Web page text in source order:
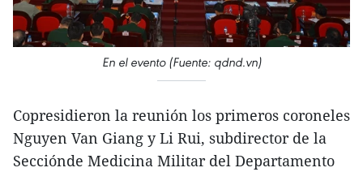
En el evento (Fuente: qdnd.vn)
Copresidieron la reunión los primeros coroneles
Nguyen Van Giang y Li Rui, subdirector de la
Secciónde Medicina Militar del Departamento